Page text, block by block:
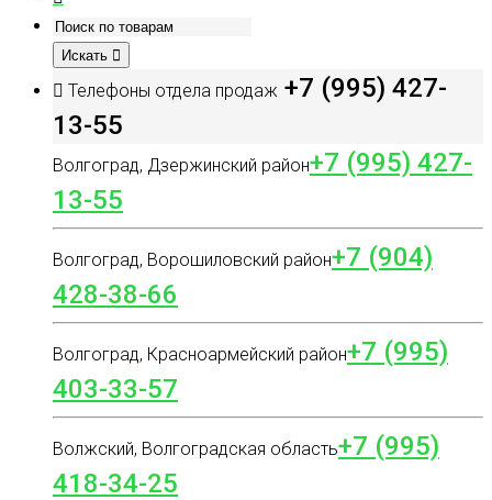
Искать
Телефоны отдела продаж +7 (995) 427-
13-55
Волгоград, Дзержинский район+7 (995) 427-
13-55
Волгоград, Ворошиловский район+7 (904)
428-38-66
Волгоград, Красноармейский район+7 (995)
403-33-57
Волжский, Волгоградская область+7 (995)
418-34-25